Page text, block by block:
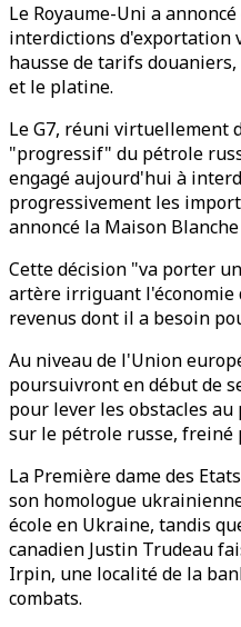
Le Royaume-Uni a
interdictions d'exportation
hausse de tarifs
et le platine.
Le G7, réuni virtuellement
"progressif" du pétrole
engagé aujourd'hui à
progressivement les
annoncé la Maison
Cette décision "va porter
artère irriguant l'économie
revenus dont il a besoin
Au niveau de l'Union
poursuivront en début de
pour lever les obstacles
sur le pétrole russe, freiné
La Première dame des
son homologue
école en Ukraine, tandis
canadien Justin Trudeau
Irpin, une localité de la
combats.